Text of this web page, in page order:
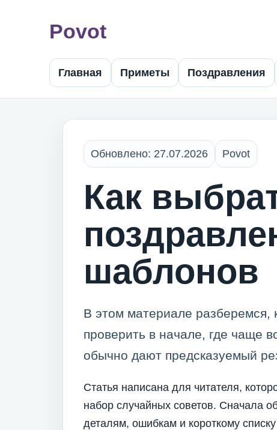
Povot
Главная Приметы Поздравления
Обновлено: 27.07.2026 Povot
Как
шаблонов
В этом материале разберемся,
проверить в начале, где чаще
обычно дают предсказуемый
Статья написана для читателя,
набор случайных советов. Сначала
деталям, ошибкам и короткому